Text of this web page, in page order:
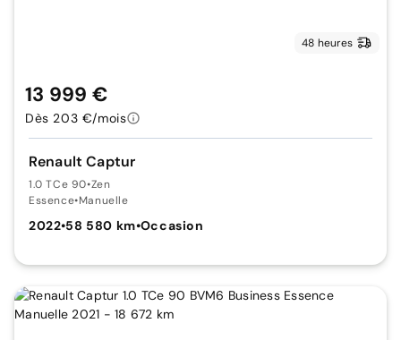
48 heures
Renault Captur
1.0 TCe 90•Zen
Essence•Manuelle
2022•58 580 km•Occasion
13 999 €
Dès 203 €/mois